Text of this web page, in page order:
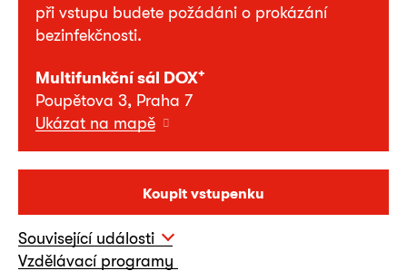
při vstupu budete požádáni o prokázání
bezinfekčnosti.
Multifunkční sál DOX+
Poupětova 3, Praha 7
Ukázat na mapě
Koupit vstupenku
Související události
Vzdělávací programy